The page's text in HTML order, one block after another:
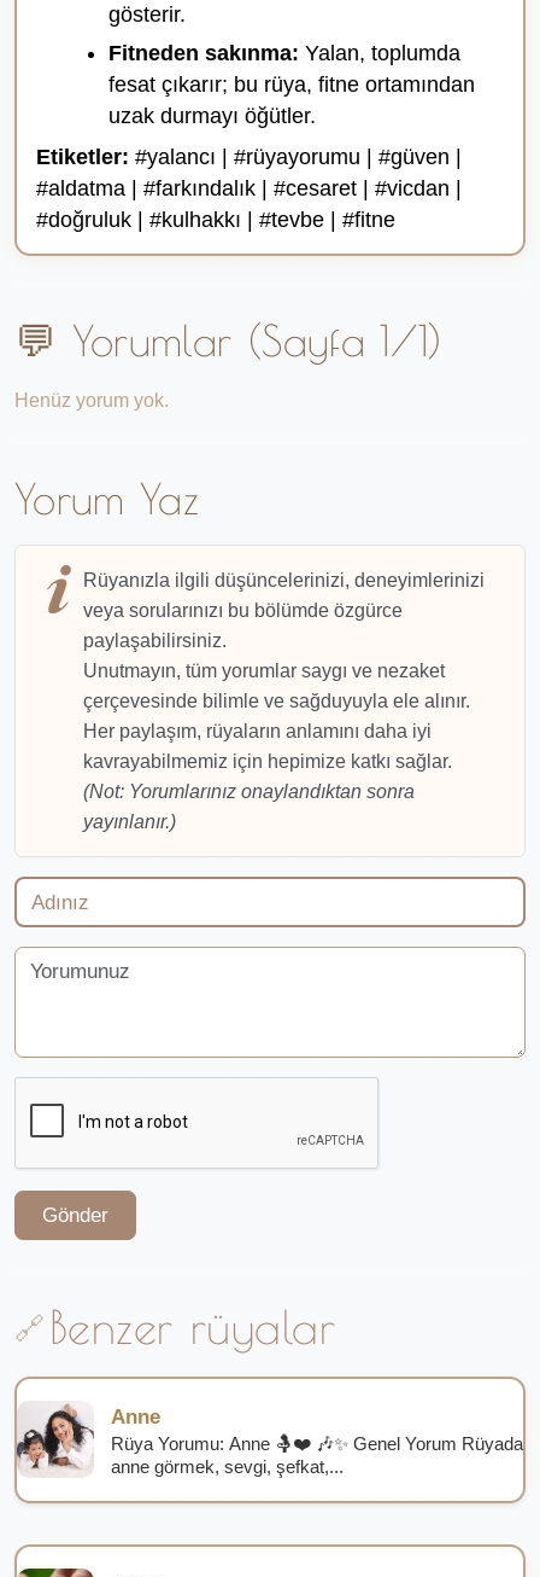
gösterir.
Fitneden sakınma: Yalan, toplumda
fesat çıkarır; bu rüya, fitne ortamından
uzak durmayı öğütler.
Etiketler: #yalancı | #rüyayorumu | #güven |
#aldatma | #farkındalık | #cesaret | #vicdan |
#doğruluk | #kulhakkı | #tevbe | #fitne
💬 Yorumlar (Sayfa 1/1)
Henüz yorum yok.
Yorum Yaz
Rüyanızla ilgili düşüncelerinizi, deneyimlerinizi
veya sorularınızı bu bölümde özgürce
paylaşabilirsiniz.
Unutmayın, tüm yorumlar saygı ve nezaket
çerçevesinde bilimle ve sağduyuyla ele alınır.
Her paylaşım, rüyaların anlamını daha iyi
kavrayabilmemiz için hepimize katkı sağlar.
(Not: Yorumlarınız onaylandıktan sonra
yayınlanır.)
Gönder
Benzer rüyalar
Anne
Rüya Yorumu: Anne 🤱❤️ 🎶✨ Genel Yorum Rüyada
anne görmek, sevgi, şefkat,...